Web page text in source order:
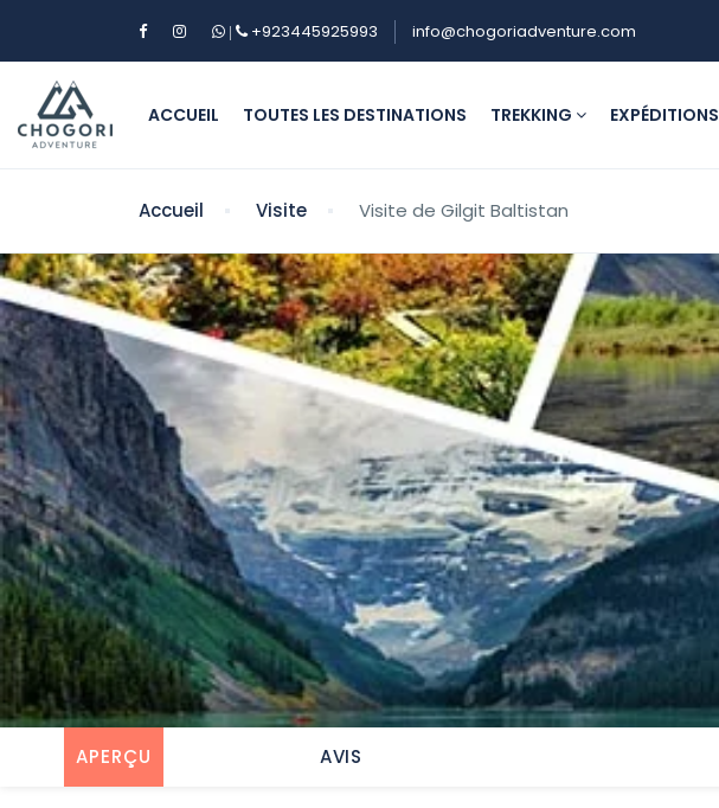
| +923445925993 info@chogoriadventure.com
ACCUEIL TOUTES LES DESTINATIONS TREKKING EXPÉDITIONS
Accueil Visite Visite de Gilgit Baltistan
APERÇU AVIS